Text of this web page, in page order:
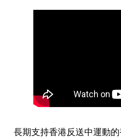
長期支持香港反送中運動